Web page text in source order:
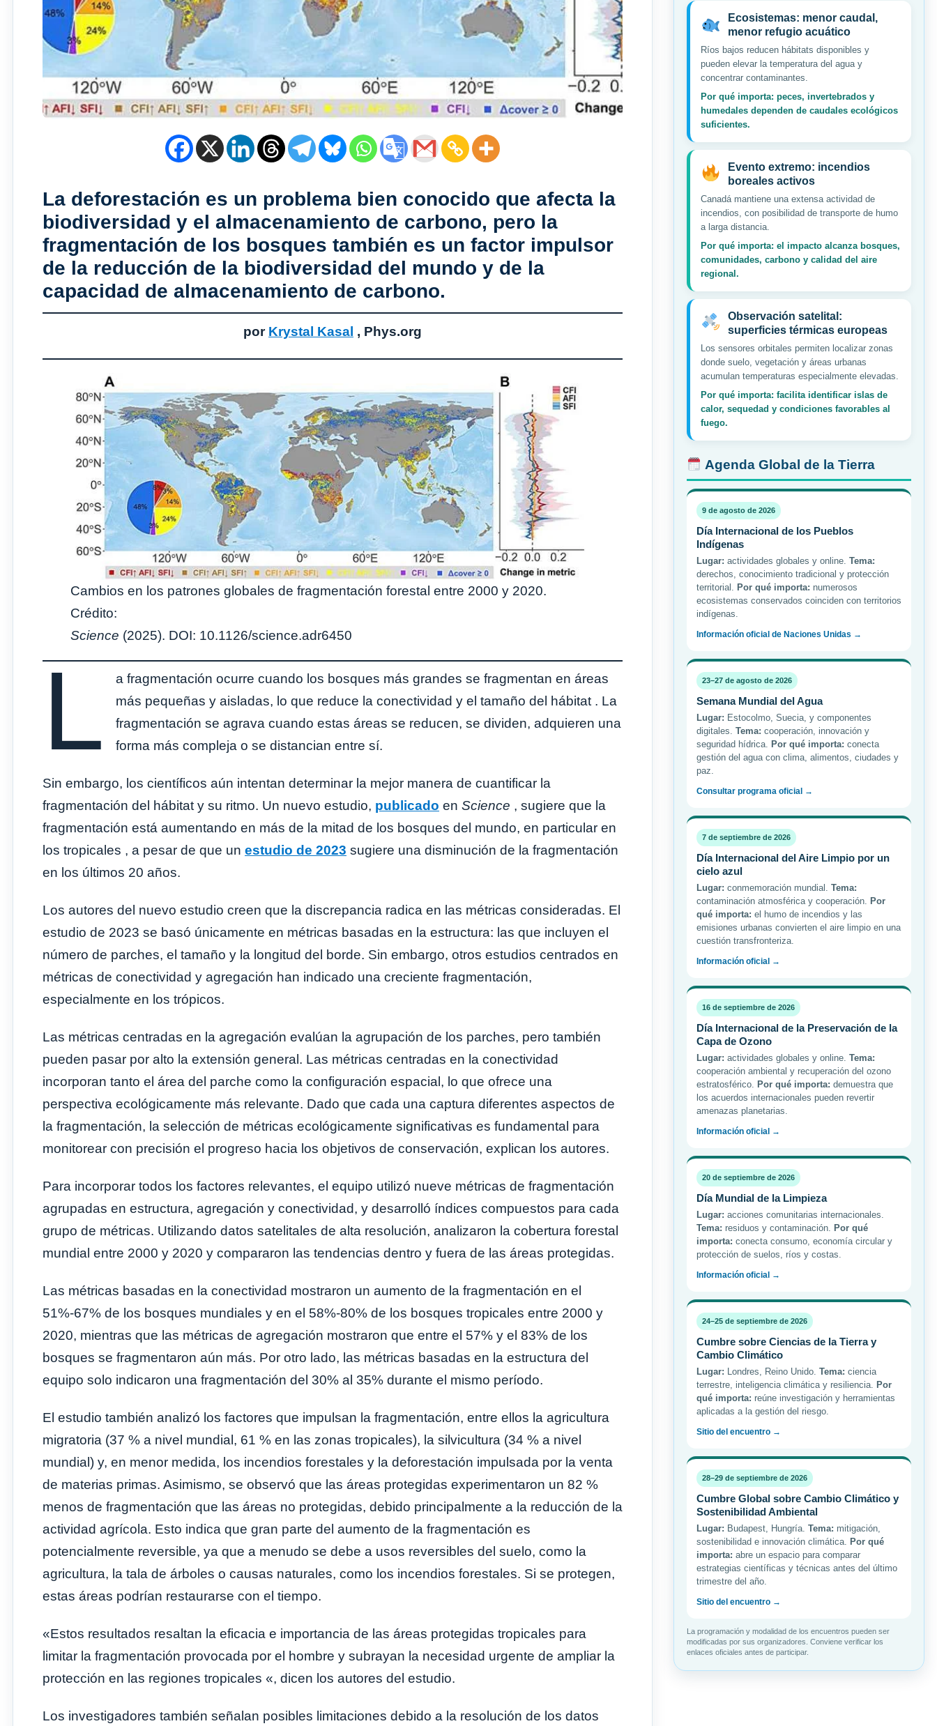
La deforestación es un problema bien conocido que afecta la
biodiversidad y el almacenamiento de carbono, pero la
fragmentación de los bosques también es un factor impulsor
de la reducción de la biodiversidad del mundo y de la
capacidad de almacenamiento de carbono.
por Krystal Kasal , Phys.org
Cambios en los patrones globales de fragmentación forestal entre 2000 y 2020.
Crédito:
Science (2025). DOI: 10.1126/science.adr6450
L
a fragmentación ocurre cuando los bosques más grandes se fragmentan en áreas
más pequeñas y aisladas, lo que reduce la conectividad y el tamaño del hábitat . La
fragmentación se agrava cuando estas áreas se reducen, se dividen, adquieren una
forma más compleja o se distancian entre sí.
Sin embargo, los científicos aún intentan determinar la mejor manera de cuantificar la
fragmentación del hábitat y su ritmo. Un nuevo estudio, publicado en Science , sugiere que la
fragmentación está aumentando en más de la mitad de los bosques del mundo, en particular en
los tropicales , a pesar de que un estudio de 2023 sugiere una disminución de la fragmentación
en los últimos 20 años.
Los autores del nuevo estudio creen que la discrepancia radica en las métricas consideradas. El
estudio de 2023 se basó únicamente en métricas basadas en la estructura: las que incluyen el
número de parches, el tamaño y la longitud del borde. Sin embargo, otros estudios centrados en
métricas de conectividad y agregación han indicado una creciente fragmentación,
especialmente en los trópicos.
Las métricas centradas en la agregación evalúan la agrupación de los parches, pero también
pueden pasar por alto la extensión general. Las métricas centradas en la conectividad
incorporan tanto el área del parche como la configuración espacial, lo que ofrece una
perspectiva ecológicamente más relevante. Dado que cada una captura diferentes aspectos de
la fragmentación, la selección de métricas ecológicamente significativas es fundamental para
monitorear con precisión el progreso hacia los objetivos de conservación, explican los autores.
Para incorporar todos los factores relevantes, el equipo utilizó nueve métricas de fragmentación
agrupadas en estructura, agregación y conectividad, y desarrolló índices compuestos para cada
grupo de métricas. Utilizando datos satelitales de alta resolución, analizaron la cobertura forestal
mundial entre 2000 y 2020 y compararon las tendencias dentro y fuera de las áreas protegidas.
Las métricas basadas en la conectividad mostraron un aumento de la fragmentación en el
51%-67% de los bosques mundiales y en el 58%-80% de los bosques tropicales entre 2000 y
2020, mientras que las métricas de agregación mostraron que entre el 57% y el 83% de los
bosques se fragmentaron aún más. Por otro lado, las métricas basadas en la estructura del
equipo solo indicaron una fragmentación del 30% al 35% durante el mismo período.
El estudio también analizó los factores que impulsan la fragmentación, entre ellos la agricultura
migratoria (37 % a nivel mundial, 61 % en las zonas tropicales), la silvicultura (34 % a nivel
mundial) y, en menor medida, los incendios forestales y la deforestación impulsada por la venta
de materias primas. Asimismo, se observó que las áreas protegidas experimentaron un 82 %
menos de fragmentación que las áreas no protegidas, debido principalmente a la reducción de la
actividad agrícola. Esto indica que gran parte del aumento de la fragmentación es
potencialmente reversible, ya que a menudo se debe a usos reversibles del suelo, como la
agricultura, la tala de árboles o causas naturales, como los incendios forestales. Si se protegen,
estas áreas podrían restaurarse con el tiempo.
«Estos resultados resaltan la eficacia e importancia de las áreas protegidas tropicales para
limitar la fragmentación provocada por el hombre y subrayan la necesidad urgente de ampliar la
protección en las regiones tropicales «, dicen los autores del estudio.
Los investigadores también señalan posibles limitaciones debido a la resolución de los datos
Ecosistemas: menor caudal,
menor refugio acuático
Ríos bajos reducen hábitats disponibles y
pueden elevar la temperatura del agua y
concentrar contaminantes.
Por qué importa: peces, invertebrados y
humedales dependen de caudales ecológicos
suficientes.
Evento extremo: incendios
boreales activos
Canadá mantiene una extensa actividad de
incendios, con posibilidad de transporte de humo
a larga distancia.
Por qué importa: el impacto alcanza bosques,
comunidades, carbono y calidad del aire
regional.
Observación satelital:
superficies térmicas europeas
Los sensores orbitales permiten localizar zonas
donde suelo, vegetación y áreas urbanas
acumulan temperaturas especialmente elevadas.
Por qué importa: facilita identificar islas de
calor, sequedad y condiciones favorables al
fuego.
Agenda Global de la Tierra
9 de agosto de 2026
Día Internacional de los Pueblos
Indígenas
Lugar: actividades globales y online. Tema:
derechos, conocimiento tradicional y protección
territorial. Por qué importa: numerosos
ecosistemas conservados coinciden con territorios
indígenas.
Información oficial de Naciones Unidas →
23–27 de agosto de 2026
Semana Mundial del Agua
Lugar: Estocolmo, Suecia, y componentes
digitales. Tema: cooperación, innovación y
seguridad hídrica. Por qué importa: conecta
gestión del agua con clima, alimentos, ciudades y
paz.
Consultar programa oficial →
7 de septiembre de 2026
Día Internacional del Aire Limpio por un
cielo azul
Lugar: conmemoración mundial. Tema:
contaminación atmosférica y cooperación. Por
qué importa: el humo de incendios y las
emisiones urbanas convierten el aire limpio en una
cuestión transfronteriza.
Información oficial →
16 de septiembre de 2026
Día Internacional de la Preservación de la
Capa de Ozono
Lugar: actividades globales y online. Tema:
cooperación ambiental y recuperación del ozono
estratosférico. Por qué importa: demuestra que
los acuerdos internacionales pueden revertir
amenazas planetarias.
Información oficial →
20 de septiembre de 2026
Día Mundial de la Limpieza
Lugar: acciones comunitarias internacionales.
Tema: residuos y contaminación. Por qué
importa: conecta consumo, economía circular y
protección de suelos, ríos y costas.
Información oficial →
24–25 de septiembre de 2026
Cumbre sobre Ciencias de la Tierra y
Cambio Climático
Lugar: Londres, Reino Unido. Tema: ciencia
terrestre, inteligencia climática y resiliencia. Por
qué importa: reúne investigación y herramientas
aplicadas a la gestión del riesgo.
Sitio del encuentro →
28–29 de septiembre de 2026
Cumbre Global sobre Cambio Climático y
Sostenibilidad Ambiental
Lugar: Budapest, Hungría. Tema: mitigación,
sostenibilidad e innovación climática. Por qué
importa: abre un espacio para comparar
estrategias científicas y técnicas antes del último
trimestre del año.
Sitio del encuentro →
La programación y modalidad de los encuentros pueden ser
modificadas por sus organizadores. Conviene verificar los
enlaces oficiales antes de participar.